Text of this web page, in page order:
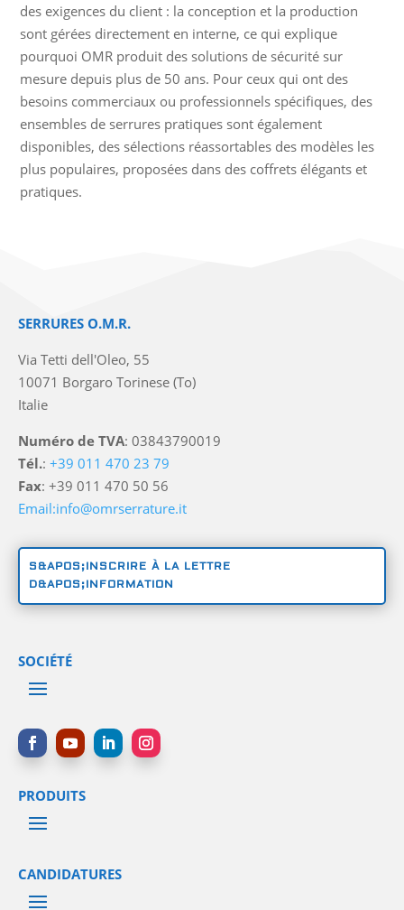
des exigences du client : la conception et la production
sont gérées directement en interne, ce qui explique
pourquoi OMR produit des solutions de sécurité sur
mesure depuis plus de 50 ans. Pour ceux qui ont des
besoins commerciaux ou professionnels spécifiques, des
ensembles de serrures pratiques sont également
disponibles, des sélections réassortables des modèles les
plus populaires, proposées dans des coffrets élégants et
pratiques.
SERRURES O.M.R.
Via Tetti dell'Oleo, 55
10071 Borgaro Torinese (To)
Italie
Numéro de TVA: 03843790019
Tél.:+39 011 470 23 79
Fax: +39 011 470 50 56
Email:info@omrserrature.it
S&APOS;INSCRIRE À LA LETTRE
D&APOS;INFORMATION
SOCIÉTÉ
PRODUITS
CANDIDATURES